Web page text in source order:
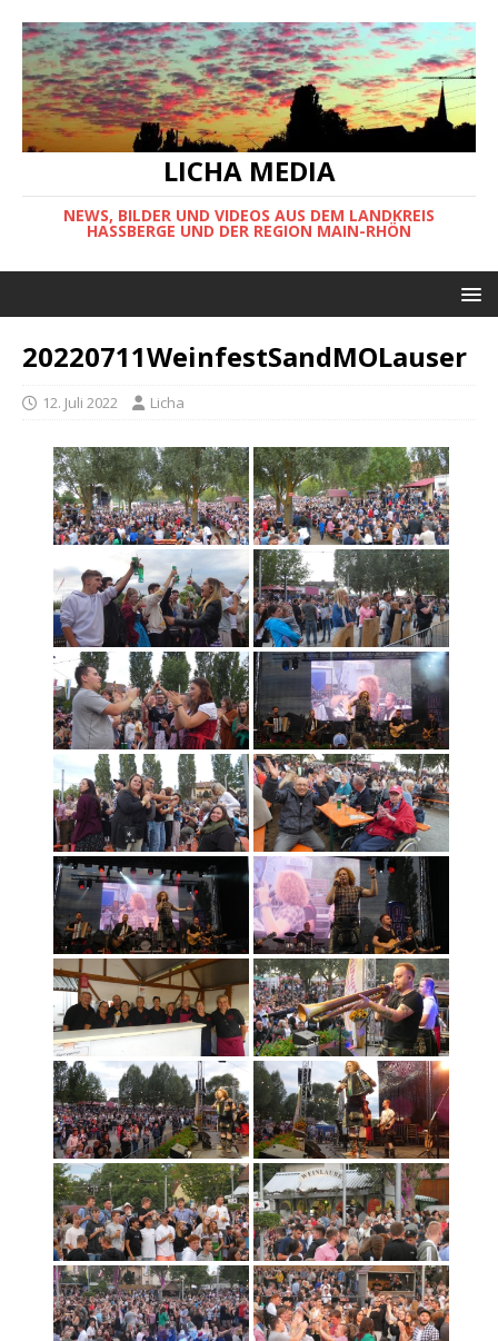
LICHA MEDIA
NEWS, BILDER UND VIDEOS AUS DEM LANDKREIS
HASSBERGE UND DER REGION MAIN-RHÖN
20220711WeinfestSandMOLauser
12. Juli 2022 Licha